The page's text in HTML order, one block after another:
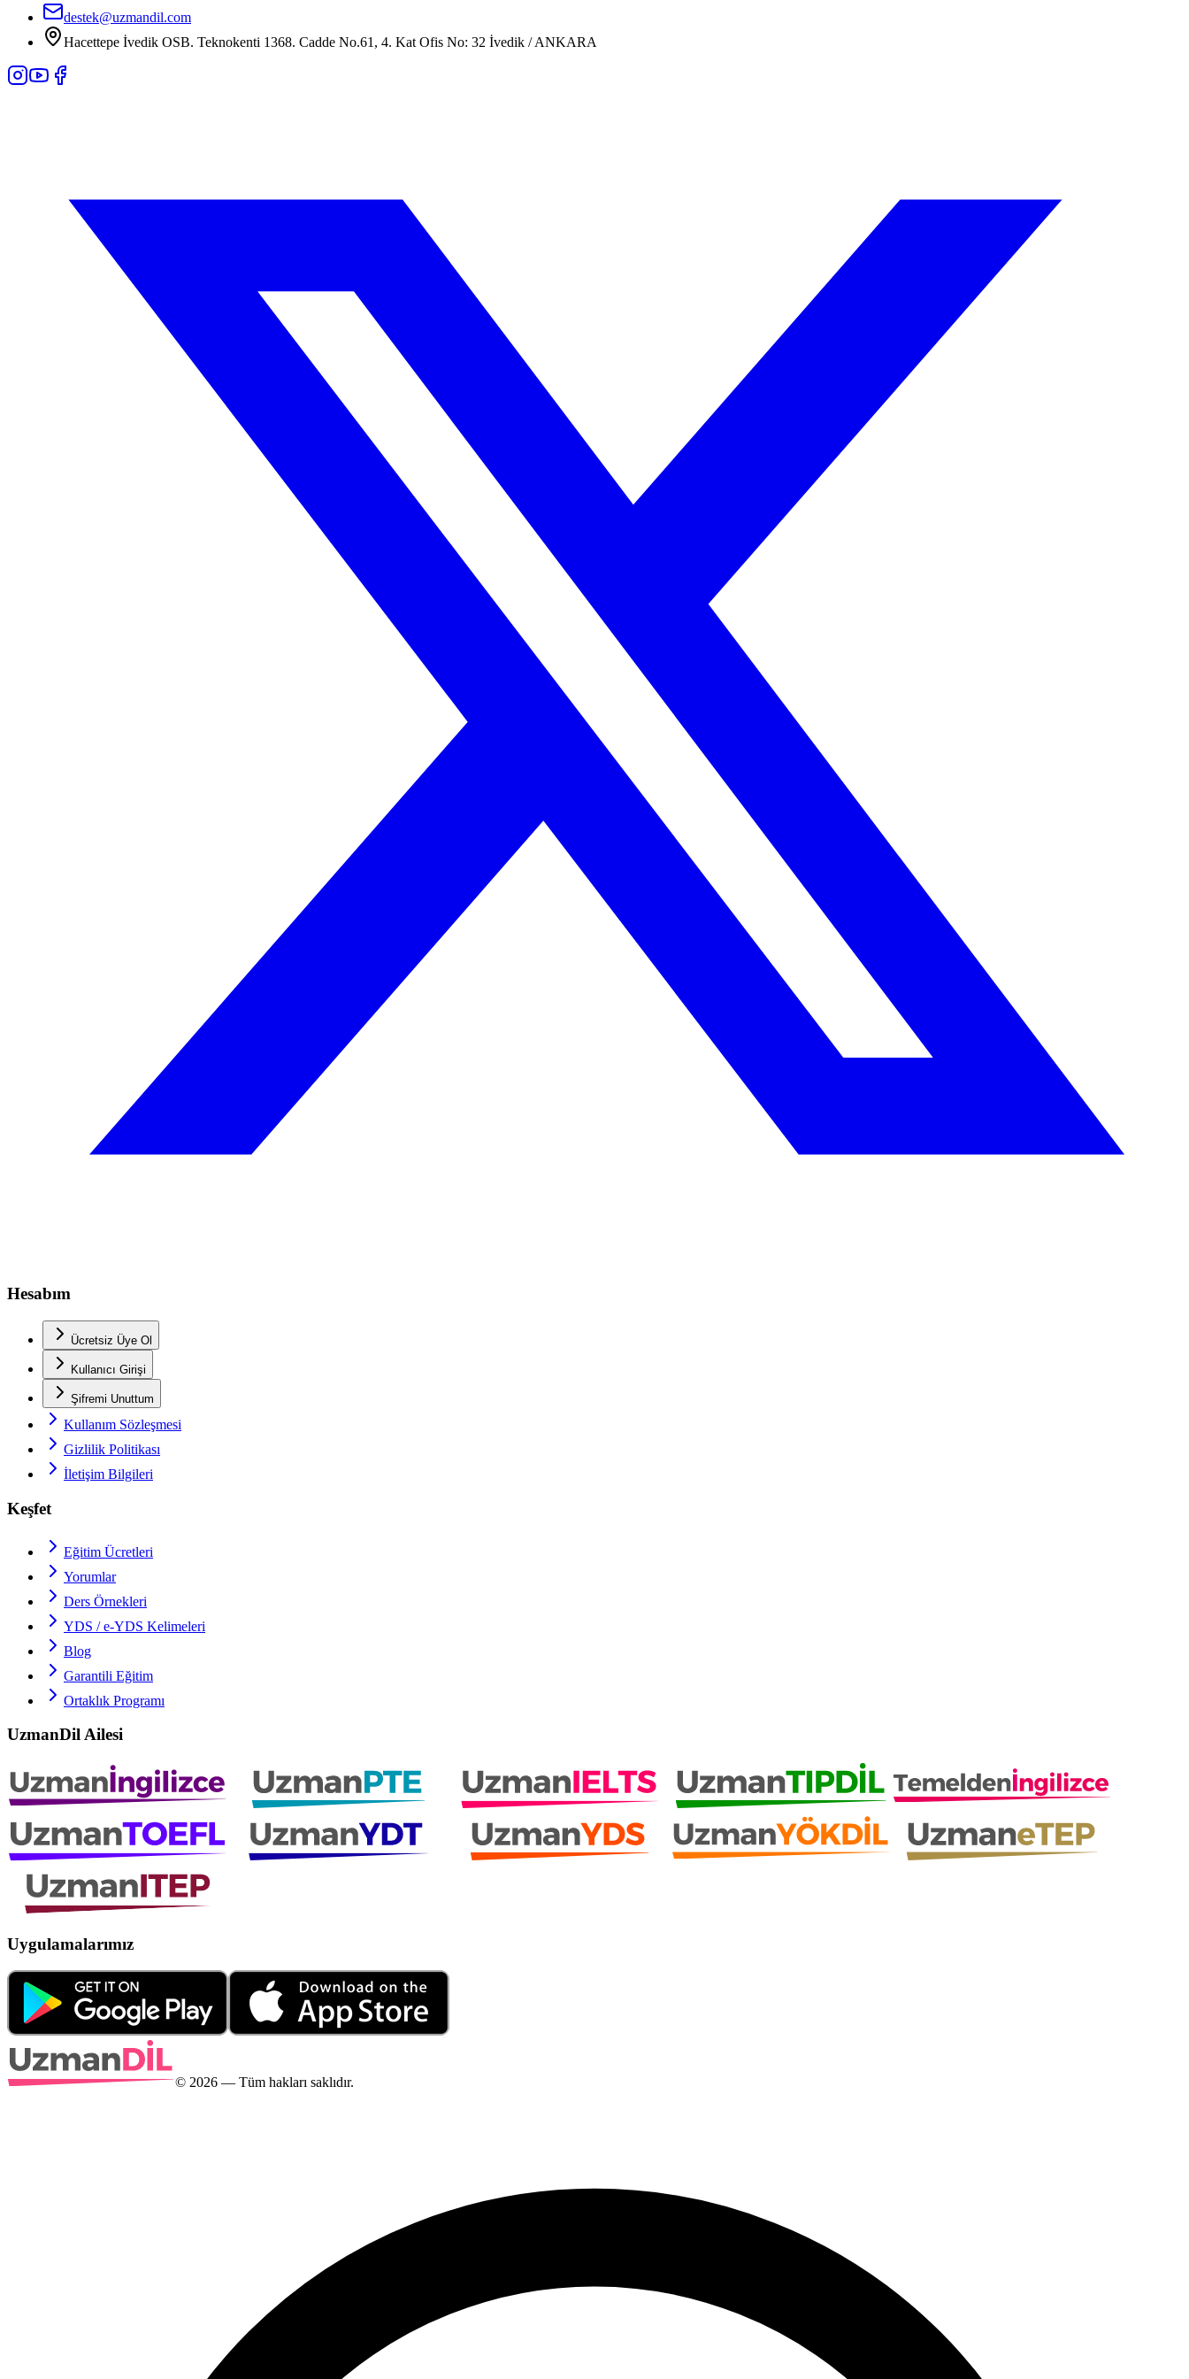
destek@uzmandil.com
Hacettepe İvedik OSB. Teknokenti 1368. Cadde No.61, 4. Kat Ofis No: 32 İvedik / ANKARA
Hesabım
Ücretsiz Üye Ol
Kullanıcı Girişi
Şifremi Unuttum
Kullanım Sözleşmesi
Gizlilik Politikası
İletişim Bilgileri
Keşfet
Eğitim Ücretleri
Yorumlar
Ders Örnekleri
YDS / e-YDS Kelimeleri
Blog
Garantili Eğitim
Ortaklık Programı
UzmanDil Ailesi
Uygulamalarımız
© 2026 — Tüm hakları saklıdır.